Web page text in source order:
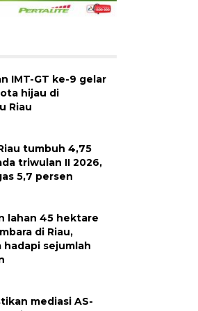
IMT-GT ke-9 gelar
hijau di
Riau
tumbuh 4,75
triwulan II 2026,
5,7 persen
lahan 45 hektare
di Riau,
hadapi sejumlah
mediasi AS-